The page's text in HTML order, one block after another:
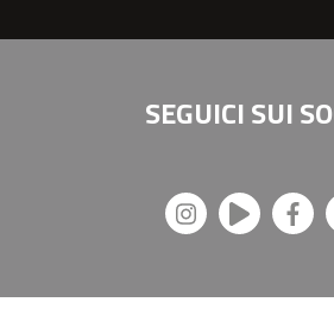
SEGUICI SUI